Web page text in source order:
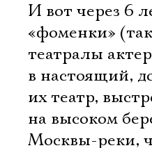
И вот через 6
«фоменки»
театралы
в настоящий,
их театр,
на высоком
Москвы-реки,